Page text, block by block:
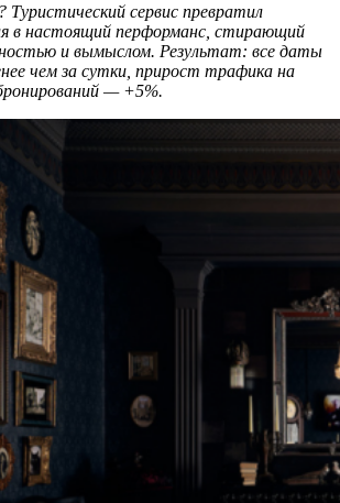
сервис превратил
в настоящий перформанс, стирающий
и вымыслом. Результат: все даты
чем за сутки, прирост трафика на
— +5%.